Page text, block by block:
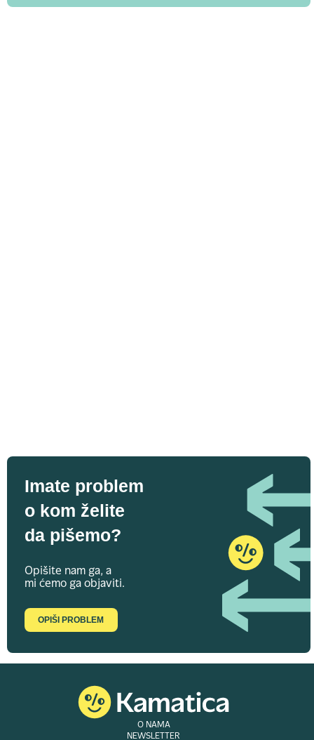
Imate problem
o kom želite
da pišemo?
Opišite nam ga, a
mi ćemo ga objaviti.
OPIŠI PROBLEM
O NAMA
NEWSLETTER